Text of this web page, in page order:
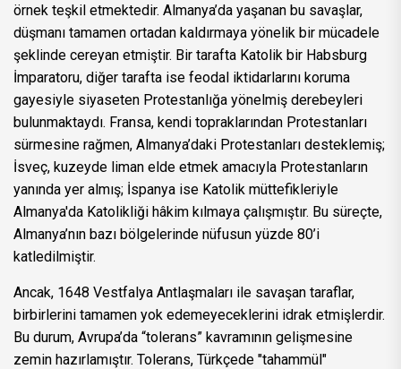
örnek teşkil etmektedir. Almanya’da yaşanan bu savaşlar,
düşmanı tamamen ortadan kaldırmaya yönelik bir mücadele
şeklinde cereyan etmiştir. Bir tarafta Katolik bir Habsburg
İmparatoru, diğer tarafta ise feodal iktidarlarını koruma
gayesiyle siyaseten Protestanlığa yönelmiş derebeyleri
bulunmaktaydı. Fransa, kendi topraklarından Protestanları
sürmesine rağmen, Almanya’daki Protestanları desteklemiş;
İsveç, kuzeyde liman elde etmek amacıyla Protestanların
yanında yer almış; İspanya ise Katolik müttefikleriyle
Almanya'da Katolikliği hâkim kılmaya çalışmıştır. Bu süreçte,
Almanya’nın bazı bölgelerinde nüfusun yüzde 80’i
katledilmiştir.
Ancak, 1648 Vestfalya Antlaşmaları ile savaşan taraflar,
birbirlerini tamamen yok edemeyeceklerini idrak etmişlerdir.
Bu durum, Avrupa’da “tolerans” kavramının gelişmesine
zemin hazırlamıştır. Tolerans, Türkçede "tahammül"